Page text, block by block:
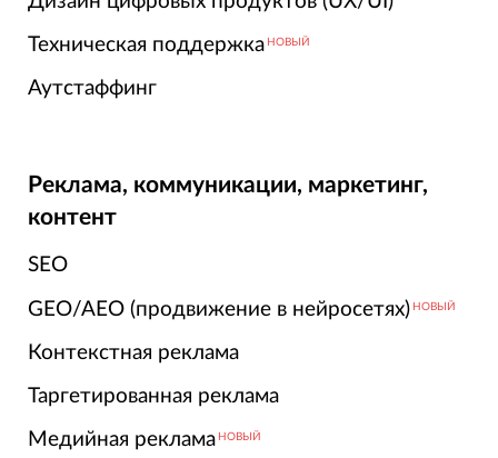
Техническая поддержка НОВЫЙ
Аутстаффинг
Реклама, коммуникации, маркетинг,
контент
SEO
GEO/AEO (продвижение в нейросетях) НОВЫЙ
Контекстная реклама
Таргетированная реклама
Медийная реклама НОВЫЙ